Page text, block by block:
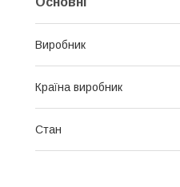
Виробник
Країна виробник
Стан